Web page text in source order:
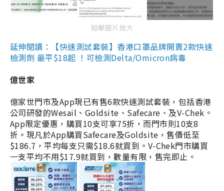
點擊圖片放大
延伸閱讀：【快速測試套裝】香港口罩品牌開賣2款快速
檢測劑 最平$18起 ！可檢測Delta/Omicron病毒
億世家
億家世門市及App現已有售6款快速測試套裝，包括香港
公司研發的Wesail、Goldsite、Safecare、及V-Chek。
App限定優惠，購買10支可享75折，而門市則10支8
折。現凡於App購買Safecare及Goldsite，售價低至
$186.7，平均每支只需$18.6就買到。V-Chek門市購買
一支平均不用$17.9就買到，數量有限，售完即止。